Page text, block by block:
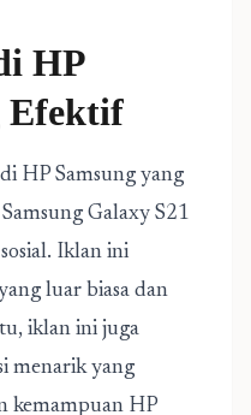
HP
Efektif
HP Samsung yang
Galaxy S21
Iklan ini
luar biasa dan
iklan ini juga
menarik yang
kemampuan HP